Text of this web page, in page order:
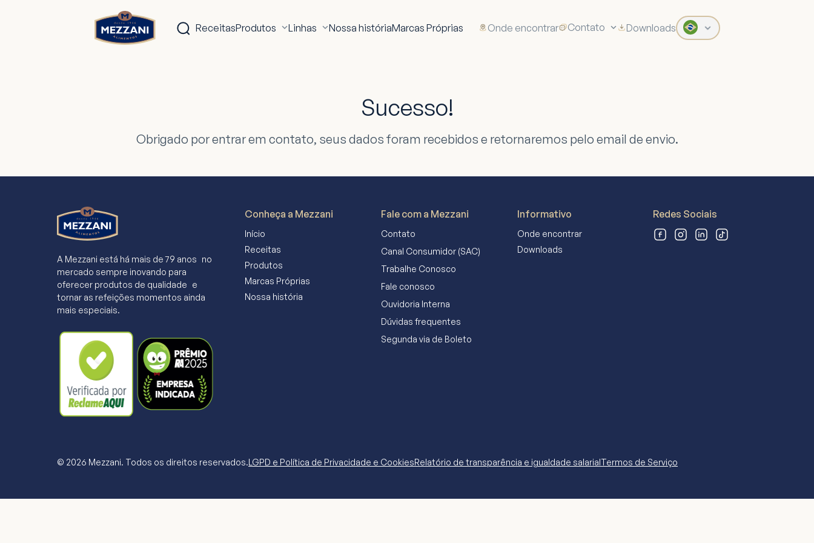
ReceitasProdutos Linhas Nossa históriaMarcas Próprias Onde encontrar Contato Downloads
Sucesso!
Obrigado por entrar em contato, seus dados foram recebidos e retornaremos pelo email de envio.
A Mezzani está há mais de 79 anos no
mercado sempre inovando para
oferecer produtos de qualidade e
tornar as refeições momentos ainda
mais especiais.
Conheça a Mezzani
Início
Receitas
Produtos
Marcas Próprias
Nossa história
Fale com a Mezzani
Contato
Canal Consumidor (SAC)
Trabalhe Conosco
Fale conosco
Ouvidoria Interna
Dúvidas frequentes
Segunda via de Boleto
Informativo
Onde encontrar
Downloads
Redes Sociais
© 2026 Mezzani. Todos os direitos reservados.LGPD e Política de Privacidade e CookiesRelatório de transparência e igualdade salarialTermos de Serviço